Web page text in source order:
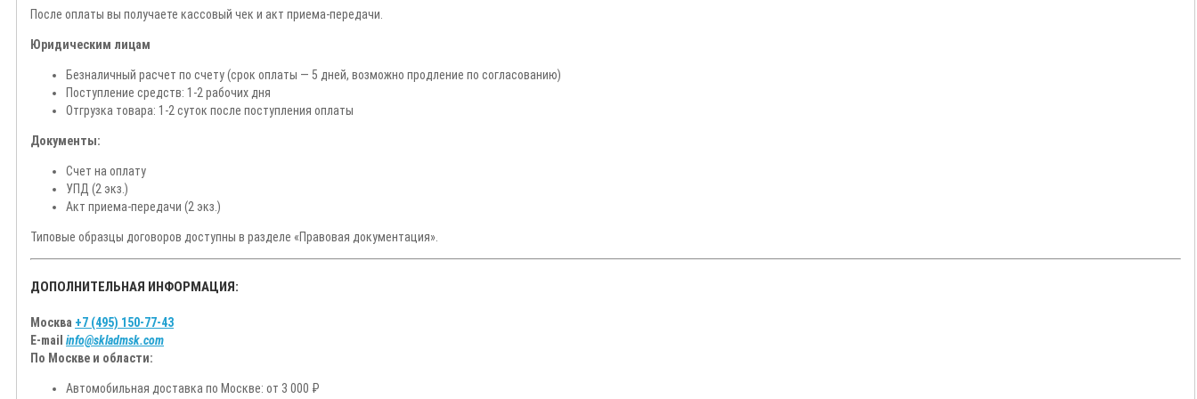
После оплаты вы получаете кассовый чек и акт приема-передачи.
Юридическим лицам
Безналичный расчет по счету (срок оплаты — 5 дней, возможно продление по согласованию)
Поступление средств: 1-2 рабочих дня
Отгрузка товара: 1-2 суток после поступления оплаты
Документы:
Счет на оплату
УПД (2 экз.)
Акт приема-передачи (2 экз.)
Типовые образцы договоров доступны в разделе «Правовая документация».
ДОПОЛНИТЕЛЬНАЯ ИНФОРМАЦИЯ:
Москва +7 (495) 150-77-43
E-mail info@skladmsk.com
По Москве и области:
Автомобильная доставка по Москве: от 3 000 ₽